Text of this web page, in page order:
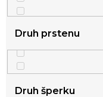
Druh prstenu
Druh šperku